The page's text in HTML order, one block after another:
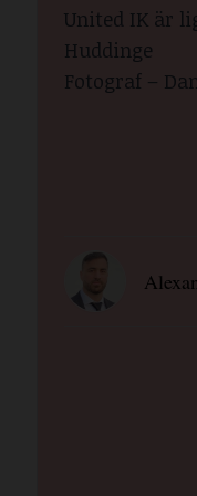
United IK är
Huddinge
Fotograf –